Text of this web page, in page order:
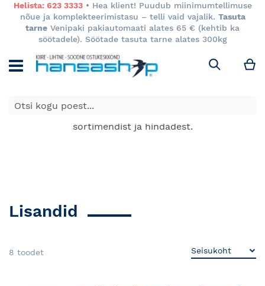
Helista: 623 3333• Hea klient! Puudub miinimumtellimuse
nõue ja komplekteerimistasu – telli vaid vajalik. Tasuta
tarne Venipaki pakiautomaati alates 65 € (kehtib ka
söötadele). Söötade tasuta tarne alates 300kg
Otsi
E-poes kuvatavad toodete hinnad kehtivad ainult e-
poes ja võivad erineda Keila ja Tartu poodide
sortimendist ja hindadest.
Lisandid
8 toodet